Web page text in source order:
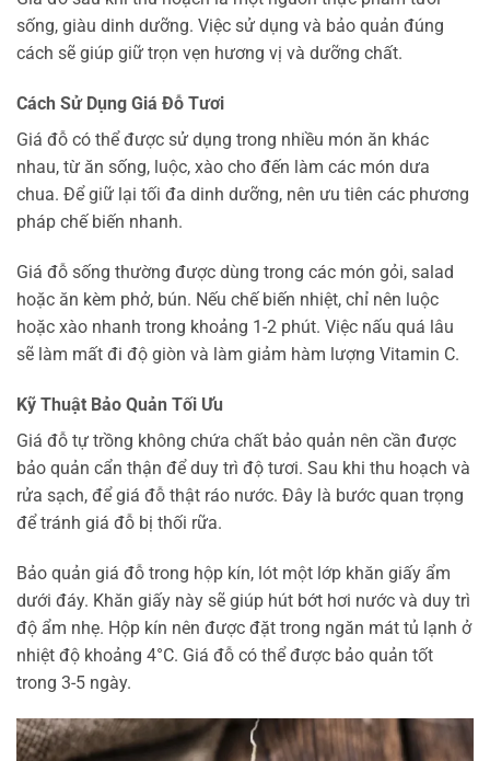
sống, giàu dinh dưỡng. Việc sử dụng và bảo quản đúng
cách sẽ giúp giữ trọn vẹn hương vị và dưỡng chất.
Cách Sử Dụng Giá Đỗ Tươi
Giá đỗ có thể được sử dụng trong nhiều món ăn khác
nhau, từ ăn sống, luộc, xào cho đến làm các món dưa
chua. Để giữ lại tối đa dinh dưỡng, nên ưu tiên các phương
pháp chế biến nhanh.
Giá đỗ sống thường được dùng trong các món gỏi, salad
hoặc ăn kèm phở, bún. Nếu chế biến nhiệt, chỉ nên luộc
hoặc xào nhanh trong khoảng 1-2 phút. Việc nấu quá lâu
sẽ làm mất đi độ giòn và làm giảm hàm lượng Vitamin C.
Kỹ Thuật Bảo Quản Tối Ưu
Giá đỗ tự trồng không chứa chất bảo quản nên cần được
bảo quản cẩn thận để duy trì độ tươi. Sau khi thu hoạch và
rửa sạch, để giá đỗ thật ráo nước. Đây là bước quan trọng
để tránh giá đỗ bị thối rữa.
Bảo quản giá đỗ trong hộp kín, lót một lớp khăn giấy ẩm
dưới đáy. Khăn giấy này sẽ giúp hút bớt hơi nước và duy trì
độ ẩm nhẹ. Hộp kín nên được đặt trong ngăn mát tủ lạnh ở
nhiệt độ khoảng 4°C. Giá đỗ có thể được bảo quản tốt
trong 3-5 ngày.